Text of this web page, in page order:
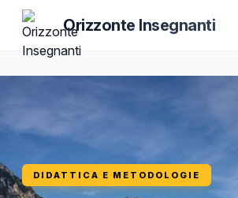
Orizzonte Insegnanti
DIDATTICA E METODOLOGIE